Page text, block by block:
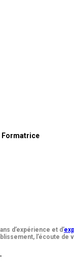
Formatrice
d’expérience et d’
l’écoute